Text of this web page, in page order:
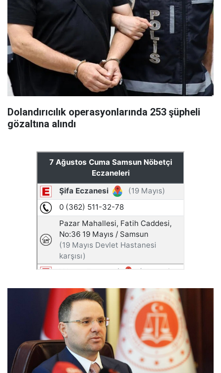
Dolandırıcılık operasyonlarında 253 şüpheli
gözaltına alındı